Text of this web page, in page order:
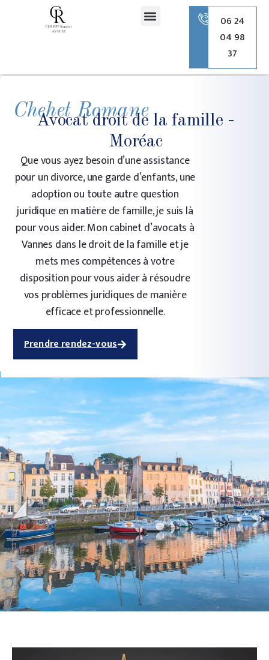
06 24
04 98
37
Chehet Romane
Avocat droit de la famille -
Moréac
Que vous ayez besoin d’une assistance
pour un divorce, une garde d’enfants, une
adoption ou toute autre question
juridique en matière de famille, je suis là
pour vous aider. Mon cabinet d’avocats à
Vannes dans le droit de la famille et je
mets mes compétences à votre
disposition pour vous aider à résoudre
vos problèmes juridiques de manière
efficace et professionnelle.
Prendre rendez-vous